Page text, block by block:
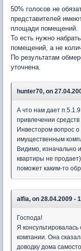
50% голосов не
представителей
площади помещений.
То есть нужно
помещений, а не
По результатам
уточнена.
hunter70, on
А что нам дает
привлечении
Инвестором вопрос
имущественным
Видимо, изначально
квартиры не
поможет каким-то
alfia, on 28.04.2009 -
Господа!
Я
компании. Она
доводку дома